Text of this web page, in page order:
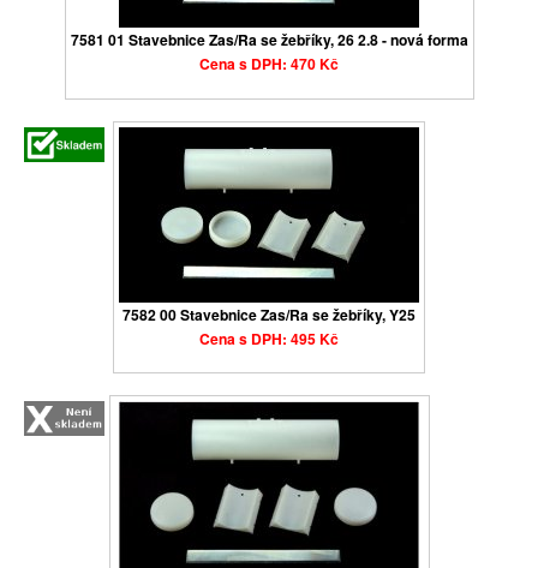
7581 01 Stavebnice Zas/Ra se žebříky, 26 2.8 - nová forma
Cena s DPH: 470 Kč
7582 00 Stavebnice Zas/Ra se žebříky, Y25
Cena s DPH: 495 Kč